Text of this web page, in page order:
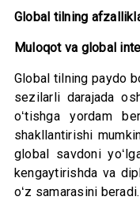
Global tilning
Muloqot va global
Global tilning paydo
sezilarli darajada
oʻtishga yordam
shakllantirishi
global savdoni
kengaytirishda va
oʻz samarasini beradi.